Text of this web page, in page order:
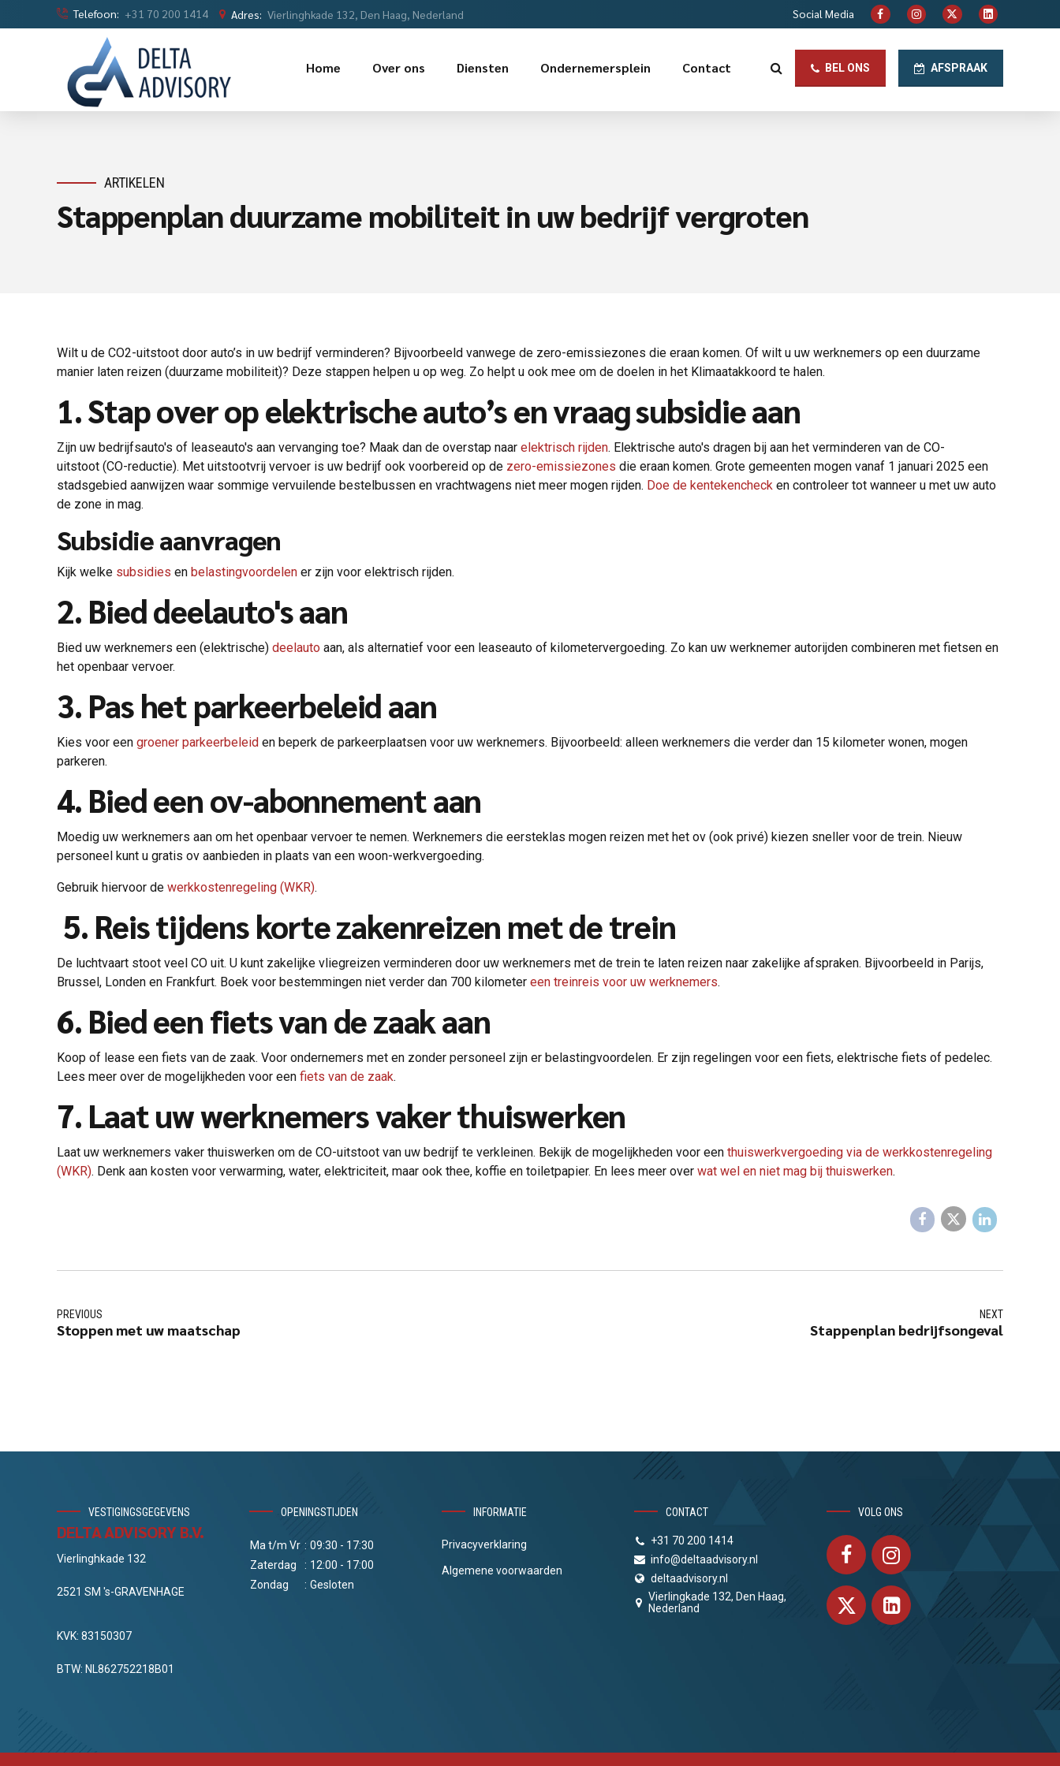
Telefoon: +31 70 200 1414 Adres: Vierlinghkade 132, Den Haag, Nederland Social Media
BEL ONS AFSPRAAK
Home Over ons Diensten Ondernemersplein Contact
ARTIKELEN
Stappenplan duurzame mobiliteit in uw bedrijf vergroten
Wilt u de CO2-uitstoot door auto’s in uw bedrijf verminderen? Bijvoorbeeld vanwege de zero-emissiezones die eraan komen. Of wilt u uw werknemers op een duurzame
manier laten reizen (duurzame mobiliteit)? Deze stappen helpen u op weg. Zo helpt u ook mee om de doelen in het Klimaatakkoord te halen.
1. Stap over op elektrische auto’s en vraag subsidie aan
Zijn uw bedrijfsauto's of leaseauto's aan vervanging toe? Maak dan de overstap naar elektrisch rijden. Elektrische auto's dragen bij aan het verminderen van de CO-
uitstoot (CO-reductie). Met uitstootvrij vervoer is uw bedrijf ook voorbereid op de zero-emissiezones die eraan komen. Grote gemeenten mogen vanaf 1 januari 2025 een
stadsgebied aanwijzen waar sommige vervuilende bestelbussen en vrachtwagens niet meer mogen rijden. Doe de kentekencheck en controleer tot wanneer u met uw auto
de zone in mag.
Subsidie aanvragen
Kijk welke subsidies en belastingvoordelen er zijn voor elektrisch rijden.
2. Bied deelauto's aan
Bied uw werknemers een (elektrische) deelauto aan, als alternatief voor een leaseauto of kilometervergoeding. Zo kan uw werknemer autorijden combineren met fietsen en
het openbaar vervoer.
3. Pas het parkeerbeleid aan
Kies voor een groener parkeerbeleid en beperk de parkeerplaatsen voor uw werknemers. Bijvoorbeeld: alleen werknemers die verder dan 15 kilometer wonen, mogen
parkeren.
4. Bied een ov-abonnement aan
Moedig uw werknemers aan om het openbaar vervoer te nemen. Werknemers die eersteklas mogen reizen met het ov (ook privé) kiezen sneller voor de trein. Nieuw
personeel kunt u gratis ov aanbieden in plaats van een woon-werkvergoeding.
Gebruik hiervoor de werkkostenregeling (WKR).
5. Reis tijdens korte zakenreizen met de trein
De luchtvaart stoot veel CO uit. U kunt zakelijke vliegreizen verminderen door uw werknemers met de trein te laten reizen naar zakelijke afspraken. Bijvoorbeeld in Parijs,
Brussel, Londen en Frankfurt. Boek voor bestemmingen niet verder dan 700 kilometer een treinreis voor uw werknemers.
6. Bied een fiets van de zaak aan
Koop of lease een fiets van de zaak. Voor ondernemers met en zonder personeel zijn er belastingvoordelen. Er zijn regelingen voor een fiets, elektrische fiets of pedelec.
Lees meer over de mogelijkheden voor een fiets van de zaak.
7. Laat uw werknemers vaker thuiswerken
Laat uw werknemers vaker thuiswerken om de CO-uitstoot van uw bedrijf te verkleinen. Bekijk de mogelijkheden voor een thuiswerkvergoeding via de werkkostenregeling
(WKR). Denk aan kosten voor verwarming, water, elektriciteit, maar ook thee, koffie en toiletpapier. En lees meer over wat wel en niet mag bij thuiswerken.
PREVIOUS
Stoppen met uw maatschap
NEXT
Stappenplan bedrijfsongeval
VESTIGINGSGEGEVENS
DELTA ADVISORY B.V.
Vierlinghkade 132
2521 SM 's-GRAVENHAGE
KVK: 83150307
BTW: NL862752218B01
OPENINGSTIJDEN
Ma t/m Vr : 09:30 - 17:30
Zaterdag
: 12:00 - 17:00
Zondag
: Gesloten
INFORMATIE
Privacyverklaring
Algemene voorwaarden
CONTACT
+31 70 200 1414
info@deltaadvisory.nl
deltaadvisory.nl
Vierlingkade 132, Den Haag,
Nederland
VOLG ONS